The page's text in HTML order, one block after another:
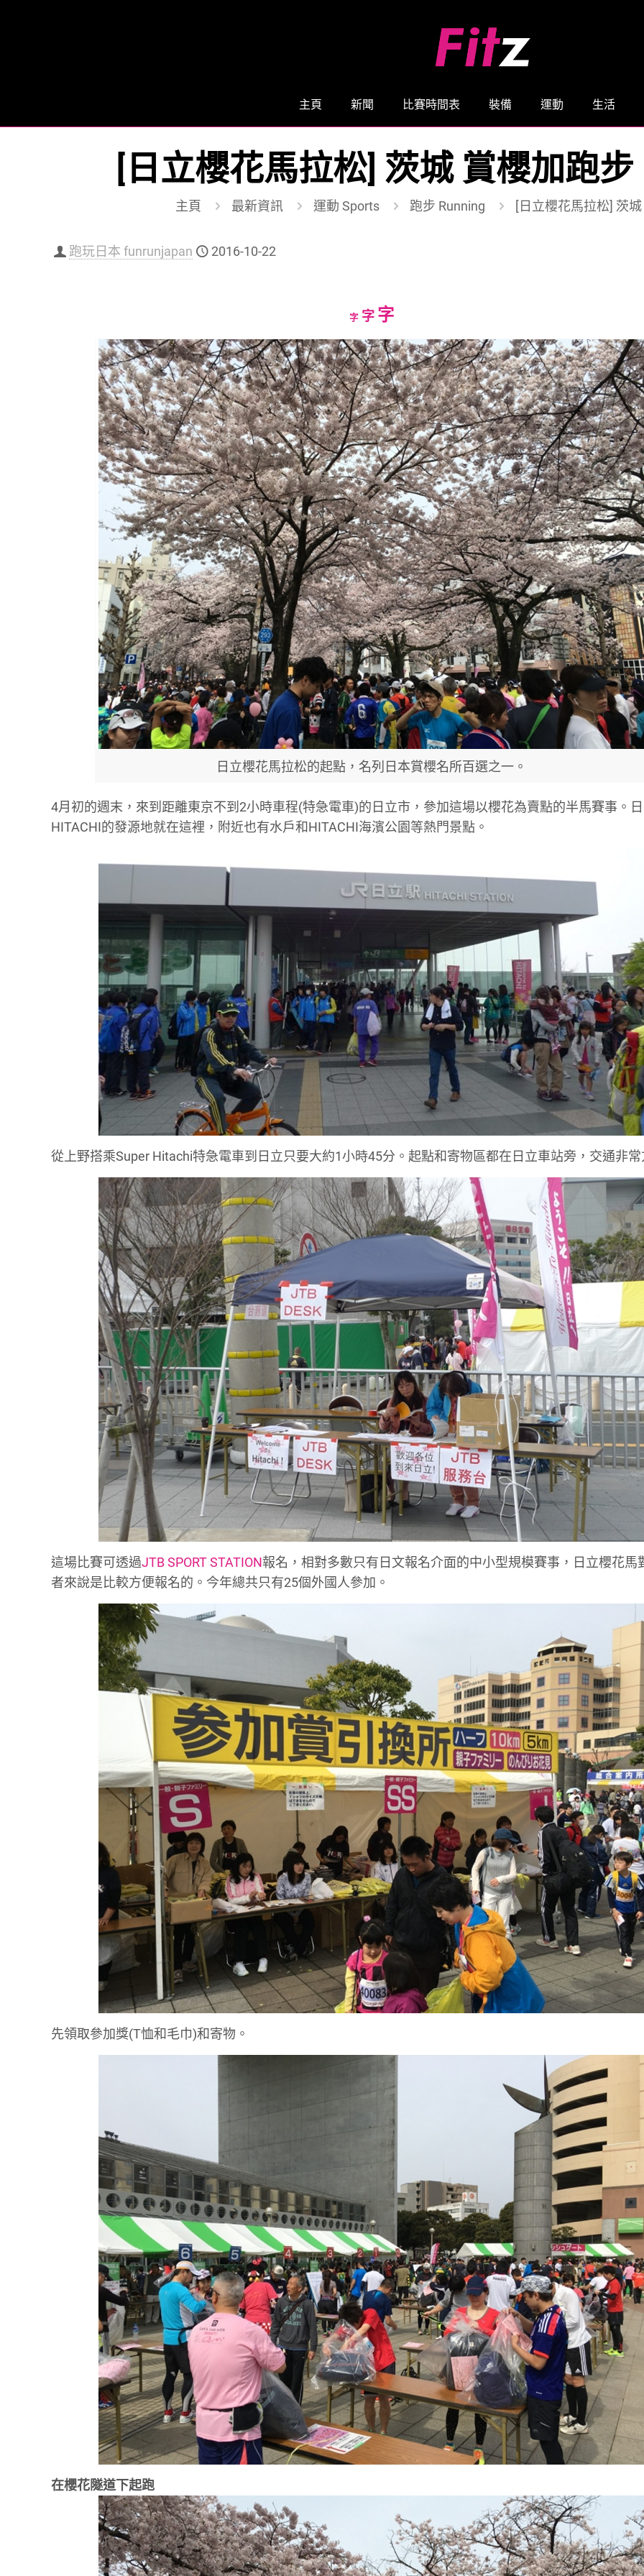
主頁 新聞 比賽時間表 裝備 運動 生活
[日立櫻花馬拉松] 茨城 賞櫻加跑
主頁 最新資訊 運動 Sports 跑步 Running [日立櫻花馬拉松] 茨
跑玩日本 funrunjapan 2016-10-22
字Decrease
size.
字Reset
size.
字Increase
font
size.
日立櫻花馬拉松的起點，名列日本賞櫻名所百選之一。
4月初的週末，來到距離東京不到2小時車程(特急電車)的日立市，參加這場以櫻花為賣點的半馬賽事。
HITACHI的發源地就在這裡，附近也有水戶和HITACHI海濱公園等熱門景點。
從上野搭乘Super Hitachi特急電車到日立只要大約1小時45分。起點和寄物區都在日立車站旁，交通非
這場比賽可透過JTB SPORT STATION報名，相對多數只有日文報名介面的中小型規模賽事，日立櫻花馬
者來說是比較方便報名的。今年總共只有25個外國人參加。
先領取參加獎(T恤和毛巾)和寄物。
在櫻花隧道下起跑